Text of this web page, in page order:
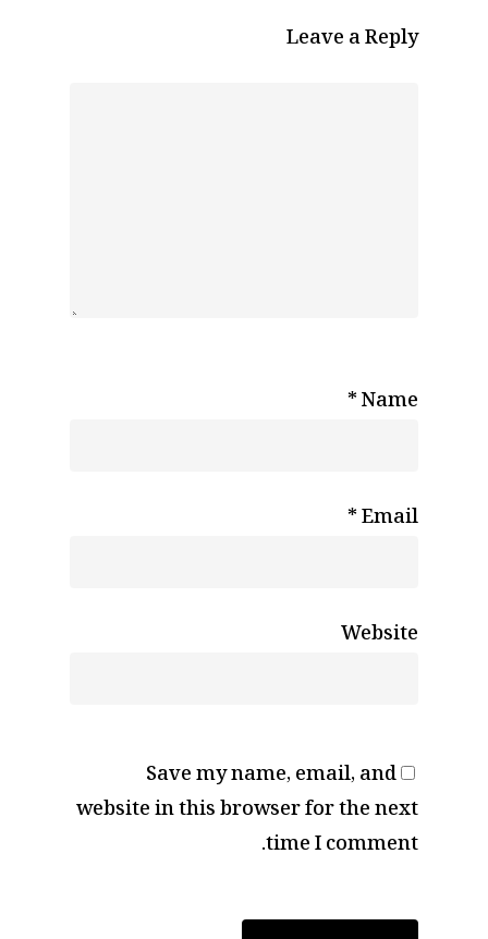
Leave a Reply
Name
*
Email
*
Website
Save my name, email, and
website in this browser for the next
time I comment.